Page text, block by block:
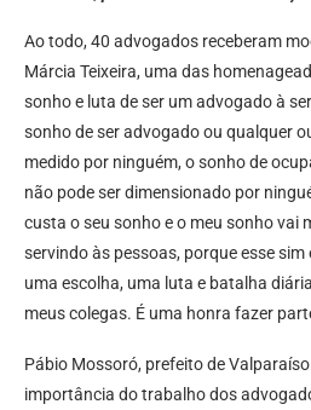
Ao todo, 40 advogados receberam
Márcia Teixeira, uma das
sonho e luta de ser um advogado à
sonho de ser advogado ou qualquer
medido por ninguém, o sonho de
não pode ser dimensionado por
custa o seu sonho e o meu sonho vai
servindo às pessoas, porque esse sim
uma escolha, uma luta e batalha
meus colegas. É uma honra fazer
Pábio Mossoró, prefeito de
importância do trabalho dos